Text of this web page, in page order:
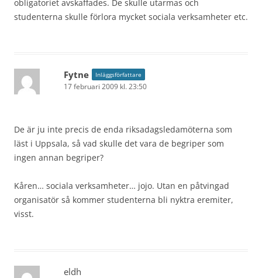
obligatoriet avskaffades. De skulle utarmas och
studenterna skulle förlora mycket sociala verksamheter etc.
Fytne Inläggsförfattare
17 februari 2009 kl. 23:50
De är ju inte precis de enda riksadagsledamöterna som
läst i Uppsala, så vad skulle det vara de begriper som
ingen annan begriper?
Kåren… sociala verksamheter… jojo. Utan en påtvingad
organisatör så kommer studenterna bli nyktra eremiter,
visst.
eldh